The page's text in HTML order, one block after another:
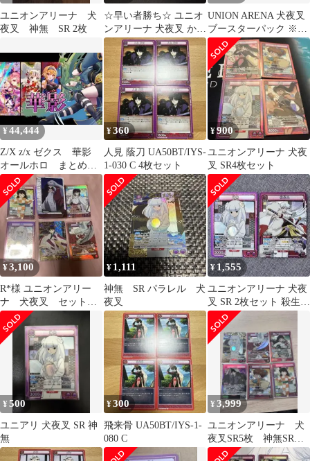
ユニオンアリーナ 犬
夜叉 神無 SR 2枚
☆早い者勝ち☆ ユニオ
ンアリーナ 犬夜叉 かご
め 神無 SR 2枚セット
UNION ARENA 犬夜叉
ブースターパック ※開
封済セット おまけ空箱
付き
¥44,444
Z/X z/x ゼクス 華影
オールホロ まとめ売
り
¥360
人見 蔭刀 UA50BT/IYS-
1-030 C 4枚セット
¥900
ユニオンアリーナ 犬夜
叉 SR4枚セット
¥3,100
R*様 ユニオンアリー
ナ 犬夜叉 セット
オマケ付き
¥ 1,111
神無 SR パラレル 犬
夜叉
¥ 1,555
ユニオンアリーナ 犬夜
叉 SR 2枚セット 殺生丸
神無 UA50BT 犬夜叉
¥500
ユニアリ 犬夜叉 SR 神
無
¥300
飛来骨 UA50BT/IYS-1-
080 C
¥3,999
ユニオンアリーナ 犬
夜叉SR5枚 神無SRパ
ラレル セット